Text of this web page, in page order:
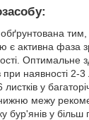
є активна фаза
Оптимальне
наявності 2-3
у
межу
бур'янів у більш